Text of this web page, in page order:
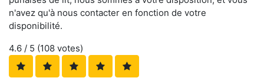
n'avez qu'à nous contacter en fonction de votre
disponibilité.
4.6 / 5 (108 votes)